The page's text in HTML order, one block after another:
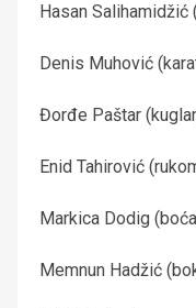
Hasan Salihamidžić
Denis Muhović
Đorđe Paštar
Enid Tahirović
Markica Dodig
Memnun Hadžić